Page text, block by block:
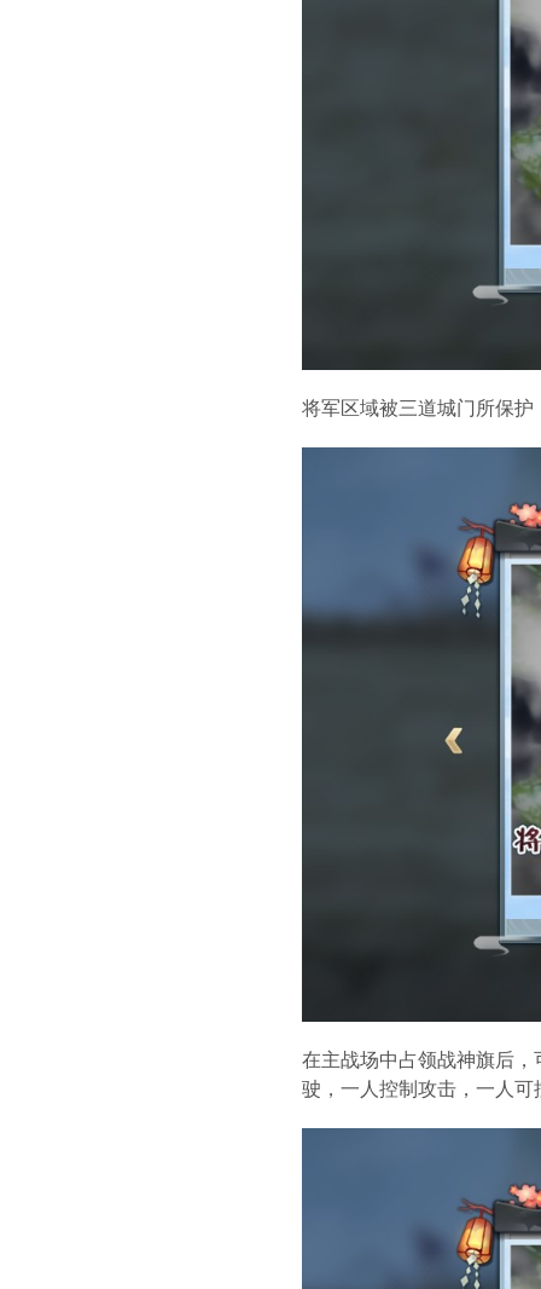
将军区域被三道城门所保
在主战场中占领战神旗后
驶，一人控制攻击，一人可